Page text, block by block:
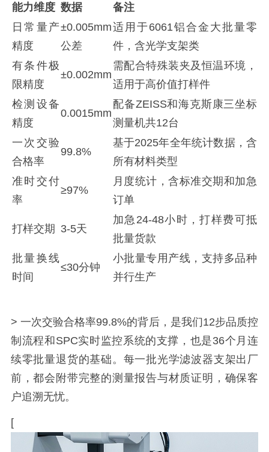
能力维度 数据
备注
日常量产
精度
±0.005mm
公差
适用于6061铝合金大批量零
件，含光学支架类
有条件极
限精度
±0.002mm
需配合特殊装夹及恒温环境，
适用于高价值打样件
检测设备
精度
0.0015mm
配备ZEISS和海克斯康三坐标
测量机共12台
一次交验
合格率
99.8%
基于2025年全年统计数据，含
所有材料类型
准时交付
率
≥97%
月度统计，含标准交期和加急
订单
打样交期 3-5天
加急24-48小时，打样费可抵
批量货款
批量换线
时间
≤30分钟
小批量专用产线，支持多品种
并行生产
> 一次交验合格率99.8%的背后，是我们12步品质控
制流程和SPC实时监控系统的支撑，也是36个月连
续零批量退货的基础。每一批光学滤波器支架出厂
前，都会附带完整的测量报告与材质证明，确保客
户追溯无忧。
[